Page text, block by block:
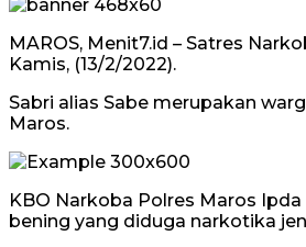
MAROS, Menit7.id – Satres
Kamis, (13/2/2022).
Sabri alias Sabe merupakan
Maros.
KBO Narkoba Polres Maros
bening yang diduga narkotika